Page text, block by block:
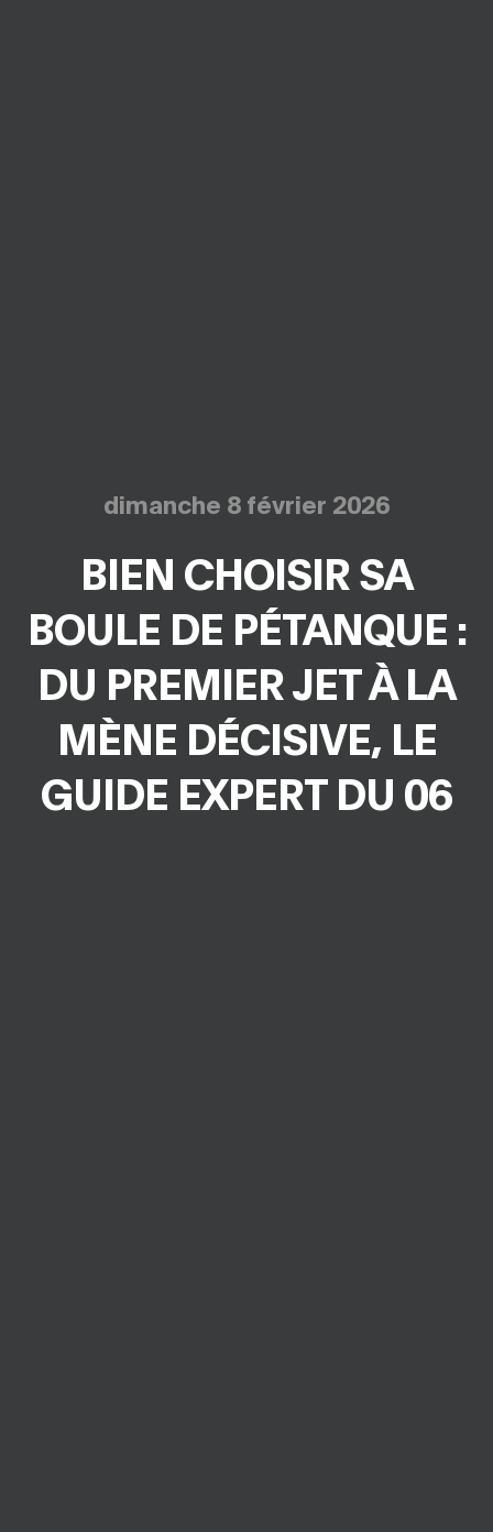
dimanche 8 février 2026
BIEN CHOISIR SA
BOULE DE PÉTANQUE :
DU PREMIER JET À LA
MÈNE DÉCISIVE, LE
GUIDE EXPERT DU 06